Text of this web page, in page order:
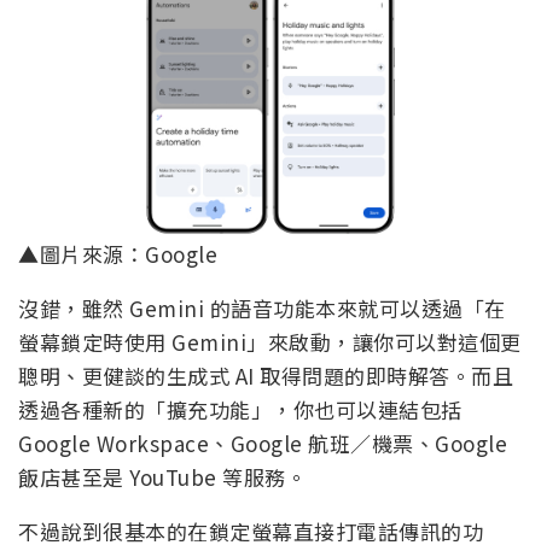
▲圖片來源：Google
沒錯，雖然 Gemini 的語音功能本來就可以透過「在
螢幕鎖定時使用 Gemini」來啟動，讓你可以對這個更
聰明、更健談的生成式 AI 取得問題的即時解答。而且
透過各種新的「擴充功能」，你也可以連結包括
Google Workspace、Google 航班／機票、Google
飯店甚至是 YouTube 等服務。
不過說到很基本的在鎖定螢幕直接打電話傳訊的功